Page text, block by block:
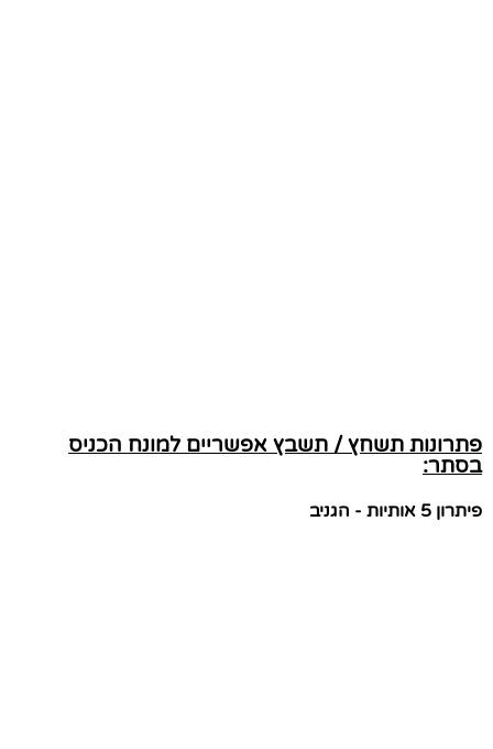
פתרונות תשחץ / תשבץ אפשריים למונח הכניס
בסתר:
פיתרון 5 אותיות - הגניב